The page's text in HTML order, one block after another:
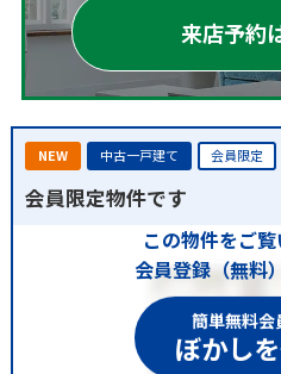
来店予約
NEW 中古一戸建て 会員限定
会員限定物件です
この物件をご
会員登録（無料
簡単無料会
ぼかし